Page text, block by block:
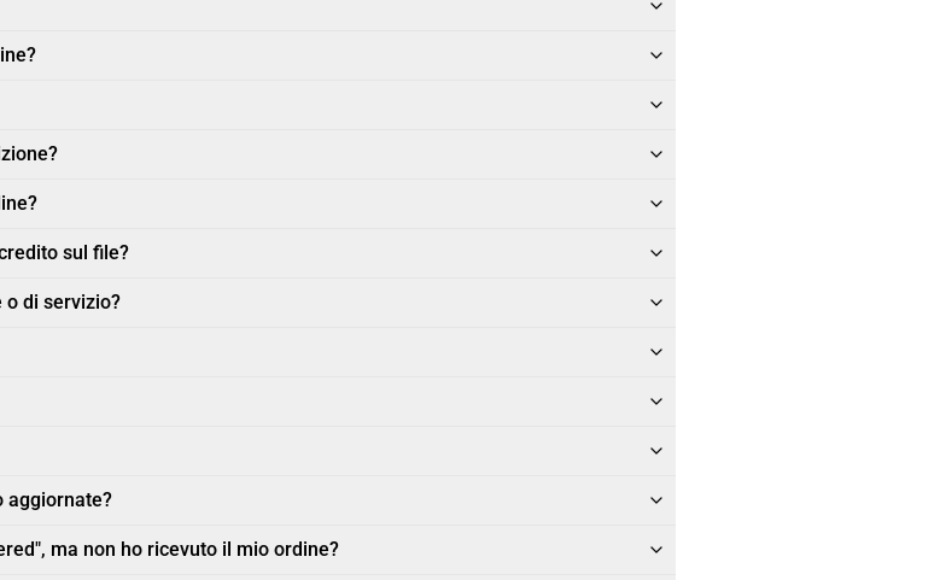
sul file?
o di servizio?
aggiornate?
ma non ho ricevuto il mio ordine?